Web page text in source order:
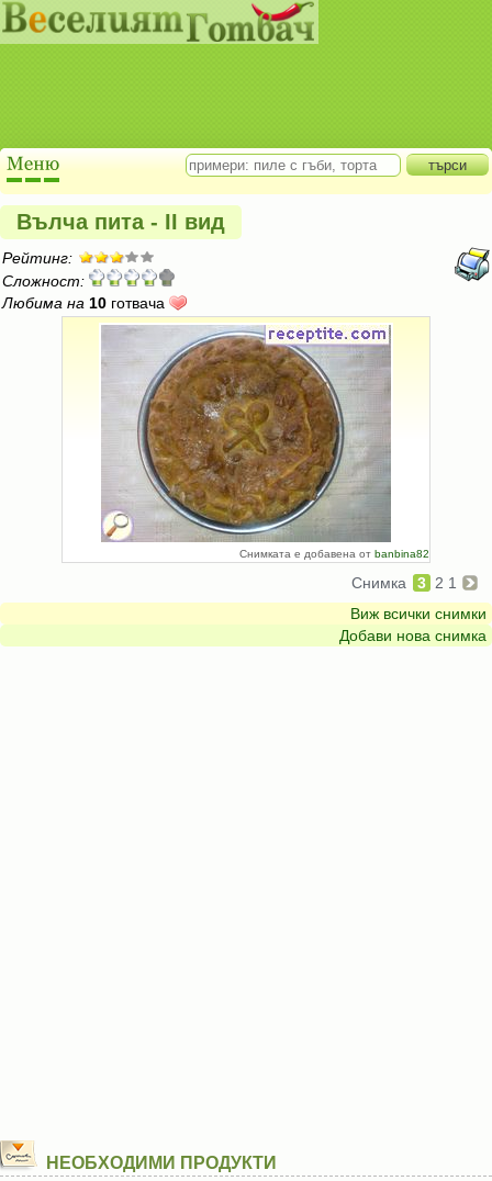
Вълча пита - II вид
Рейтинг:
Сложност:
Любима на 10 готвача
Снимката е добавена от banbina82
Снимка 3 2 1
Виж всички снимки
Добави нова снимка
НЕОБХОДИМИ ПРОДУКТИ